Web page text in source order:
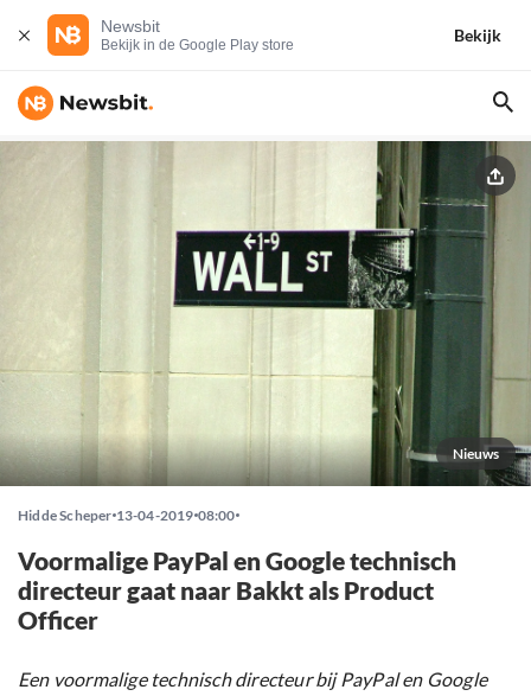
Newsbit
Bekijk in de Google Play store
Bekijk
Nieuws
Hidde Scheper 13-04-2019 08:00
Voormalige PayPal en Google technisch
directeur gaat naar Bakkt als Product
Officer
Een voormalige technisch directeur bij PayPal en Google